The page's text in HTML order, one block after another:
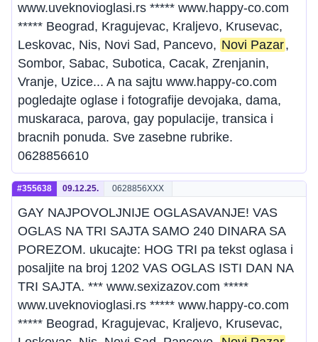
www.uveknovioglasi.rs ***** www.happy-co.com
***** Beograd, Kragujevac, Kraljevo, Krusevac,
Leskovac, Nis, Novi Sad, Pancevo, Novi Pazar,
Sombor, Sabac, Subotica, Cacak, Zrenjanin,
Vranje, Uzice... A na sajtu www.happy-co.com
pogledajte oglase i fotografije devojaka, dama,
muskaraca, parova, gay populacije, transica i
bracnih ponuda. Sve zasebne rubrike.
0628856610
#355638 09.12.25. 0628856XXX
GAY NAJPOVOLJNIJE OGLASAVANJE! VAS
OGLAS NA TRI SAJTA SAMO 240 DINARA SA
POREZOM. ukucajte: HOG TRI pa tekst oglasa i
posaljite na broj 1202 VAS OGLAS ISTI DAN NA
TRI SAJTA. *** www.sexizazov.com *****
www.uveknovioglasi.rs ***** www.happy-co.com
***** Beograd, Kragujevac, Kraljevo, Krusevac,